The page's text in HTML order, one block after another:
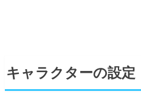
キャラクターの設定